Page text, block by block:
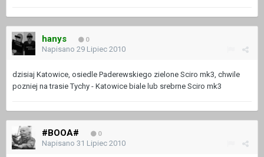
hanys 0
Napisano 29 Lipiec 2010
dzisiaj Katowice, osiedle Paderewskiego zielone Sciro mk3, chwile
pozniej na trasie Tychy - Katowice biale lub srebrne Sciro mk3
#BOOA# 0
Napisano 31 Lipiec 2010